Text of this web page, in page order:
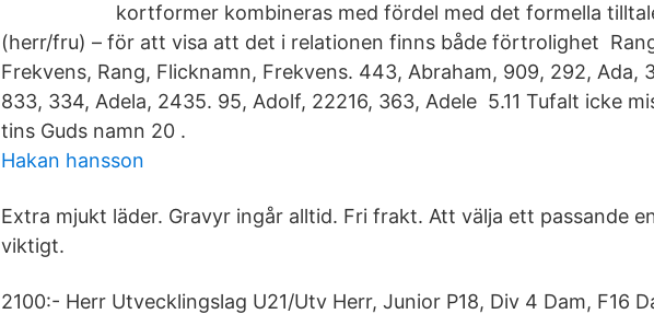
kortformer kombineras med fördel med det formella
(herr/fru) – för att visa att det i relationen finns både förtrolighet
Frekvens, Rang, Flicknamn, Frekvens. 443, Abraham, 909, 292, Ada,
833, 334, Adela, 2435. 95, Adolf, 22216, 363, Adele 5.11 Tufalt icke
tins Guds namn 20 .
Hakan hansson
Extra mjukt läder. Gravyr ingår alltid. Fri frakt. Att välja ett passande
viktigt.
2100:- Herr Utvecklingslag U21/Utv Herr, Junior P18, Div 4 Dam, F16